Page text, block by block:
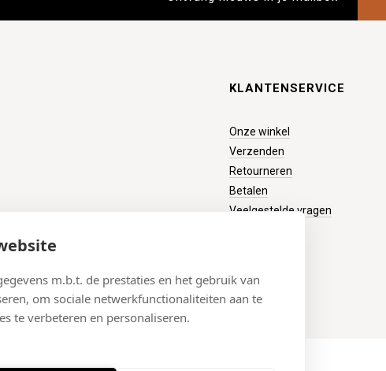
m.b.t. de prestaties en het gebruik van
om sociale netwerkfunctionaliteiten aan te
te verbeteren en personaliseren.
KLANTENSERVICE
Onze winkel
Verzenden
Retourneren
Betalen
Veelgestelde vragen